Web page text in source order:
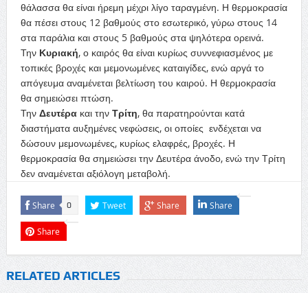
θάλασσα θα είναι ήρεμη μέχρι λίγο ταραγμένη. Η θερμοκρασία
θα πέσει στους 12 βαθμούς στο εσωτερικό, γύρω στους 14
στα παράλια και στους 5 βαθμούς στα ψηλότερα ορεινά.
Την Κυριακή, ο καιρός θα είναι κυρίως συννεφιασμένος με
τοπικές βροχές και μεμονωμένες καταιγίδες, ενώ αργά το
απόγευμα αναμένεται βελτίωση του καιρού. Η θερμοκρασία
θα σημειώσει πτώση.
Την Δευτέρακαι την Τρίτη, θα παρατηρούνται κατά
διαστήματα αυξημένες νεφώσεις, οι οποίες ενδέχεται να
δώσουν μεμονωμένες, κυρίως ελαφρές, βροχές. Η
θερμοκρασία θα σημειώσει την Δευτέρα άνοδο, ενώ την Τρίτη
δεν αναμένεται αξιόλογη μεταβολή.
Share 0 Tweet Share Share
Share
RELATED ARTICLES